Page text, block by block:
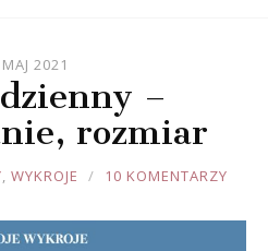
2021
–
rozmiar
, WYKROJE 10 KOMENTARZY